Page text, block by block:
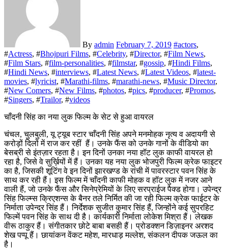
By admin February 7, 2019 #actors,
#Actress, #Bhojpuri Films, #Celebrity, #Director, #Film News,
#Film Stars, #film-personalities, #filmstar, #gossip, #Hindi Films,
#Hindi News, #interviews, #Latest News, #Latest Videos, #latest-
movies, #lyricist, #Marathi-films, #marathi-news, #Music Director,
#New Comers, #New Films, #photos, #pics, #producer, #Promos,
#Singers, #Trailor, #videos
चाँदनी सिंह का नया लुक फिल्म के सेट से हुआ वायरल
चंचल, चुलबुली, यू ट्यूब स्टार चाँदनी सिंह अपने मनमोहक नृत्य व अदायगी से
करोड़ों दिलों में राज कर रहीं हैं। उनके फैंस को उनके गानों के वीडियो का
बेसब्री से इंतज़ार रहता है। इन दिनों उनका नया हॉट लुक काफी वायरल हो
रहा है, जिसे वे सुर्ख़ियों में हैं। उनका यह नया लुक भोजपुरी फिल्म क्रेक फाइटर
का है, जिसकी शूटिंग वे इन दिनों झारखण्ड के रांची में पावरस्टार पवन सिंह के
साथ कर रही हैं। इस फिल्म में चाँदनी काफी मोहक व हॉट लुक में नजर आने
वाली हैं, जो उनके फैंस और सिनेप्रेमियों के लिए सरप्राईज पैक्ड होगा। उपेन्द्र
सिंह फिल्म्स क्रिएशन्स के बैनर तले निर्मित की जा रही फिल्म क्रेक फाईटर के
निर्माता उपेन्द्र सिंह हैं। निर्देशक सुजीत कुमार सिंह हैं, जिन्होंने कई सुपरहिट
फिल्में पवन सिंह के साथ दी है। कार्यकारी निर्माता लोकेश मिश्रा हैं। लेखक
वीरू ठाकुर हैं। संगीतकार छोटे बाबा बसही हैं। प्रोडक्शन डिज़ाइनर अरशद
शेख पप्पू हैं। छायांकन वेंकट महेश, मारधाड़ मल्लेश, संकलन दीपक जऊल का
है।